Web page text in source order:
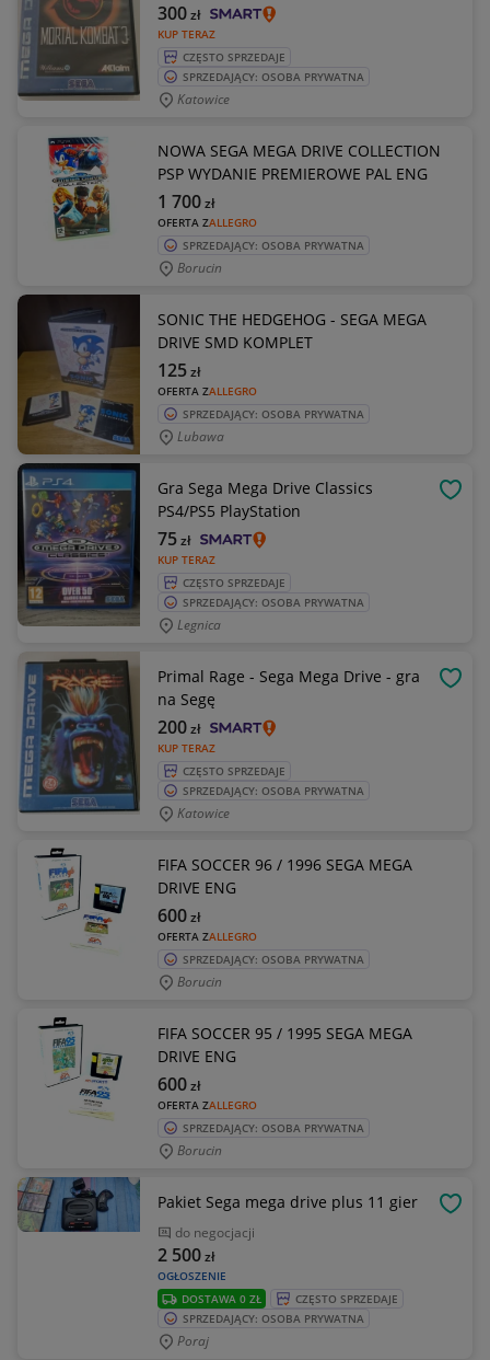
KUP TERAZ
300zł
CZĘSTO SPRZEDAJE
SPRZEDAJĄCY: OSOBA PRYWATNA
Katowice
NOWA SEGA MEGA DRIVE COLLECTION
PSP WYDANIE PREMIEROWE PAL ENG
OFERTA ZALLEGRO
1 700zł
SPRZEDAJĄCY: OSOBA PRYWATNA
Borucin
SONIC THE HEDGEHOG - SEGA MEGA
DRIVE SMD KOMPLET
OFERTA ZALLEGRO
125zł
SPRZEDAJĄCY: OSOBA PRYWATNA
Lubawa
Gra Sega Mega Drive Classics
PS4/PS5 PlayStation
KUP TERAZ
75zł
CZĘSTO SPRZEDAJE
SPRZEDAJĄCY: OSOBA PRYWATNA
Legnica
Primal Rage - Sega Mega Drive - gra
na Segę
KUP TERAZ
200zł
CZĘSTO SPRZEDAJE
SPRZEDAJĄCY: OSOBA PRYWATNA
Katowice
FIFA SOCCER 96 / 1996 SEGA MEGA
DRIVE ENG
OFERTA ZALLEGRO
600zł
SPRZEDAJĄCY: OSOBA PRYWATNA
Borucin
FIFA SOCCER 95 / 1995 SEGA MEGA
DRIVE ENG
OFERTA ZALLEGRO
600zł
SPRZEDAJĄCY: OSOBA PRYWATNA
Borucin
Pakiet Sega mega drive plus 11 gier
do negocjacji
OGŁOSZENIE
2 500zł
DOSTAWA 0 ZŁ
CZĘSTO SPRZEDAJE
SPRZEDAJĄCY: OSOBA PRYWATNA
Poraj